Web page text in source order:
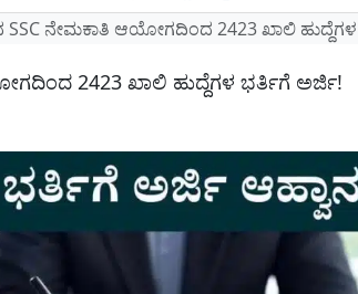
SSC ನೇಮಕಾತಿ ಆಯೋಗದಿಂದ 2423 ಖಾಲಿ
2423 ಖಾಲಿ ಹುದ್ದೆಗಳ ಭರ್ತಿಗೆ ಅರ್ಜಿ!